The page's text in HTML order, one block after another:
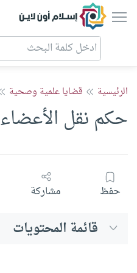
إسلام أون لاين
الرئيسية قضايا علمية وصحية
حكم نقل الأعضاء
حفظ مشاركة
قائمة المحتويات